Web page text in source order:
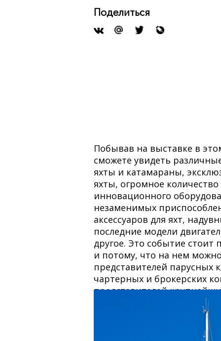
Поделиться
Побывав на выставке в
сможете увидеть
яхты и катамараны,
яхты, огромное количество
инновационного
незаменимых
аксессуаров для яхт,
последние модели
другое. Это событие стоит
и потому, что на нем
представителей парусных
чартерных и брокерских
представителей
марин, дизайнеров,
множество интересных